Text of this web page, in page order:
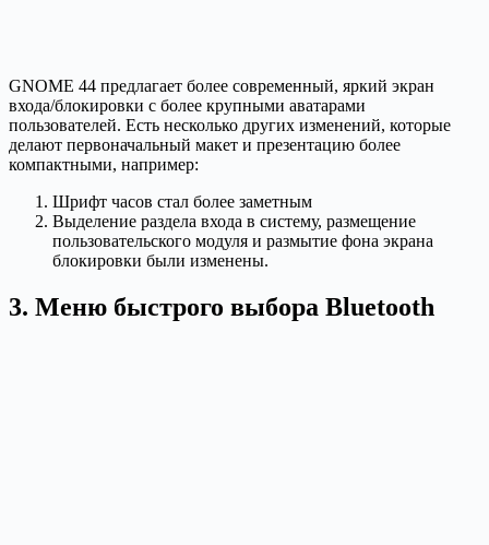
GNOME 44 предлагает более современный, яркий экран
входа/блокировки с более крупными аватарами
пользователей. Есть несколько других изменений, которые
делают первоначальный макет и презентацию более
компактными, например:
Шрифт часов стал более заметным
Выделение раздела входа в систему, размещение
пользовательского модуля и размытие фона экрана
блокировки были изменены.
3. Меню быстрого выбора Bluetooth